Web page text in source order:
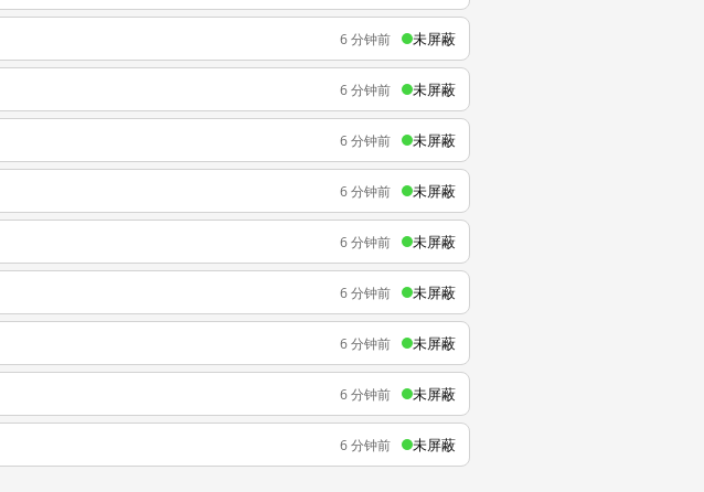
6 分钟前 未屏蔽
6 分钟前 未屏蔽
6 分钟前 未屏蔽
6 分钟前 未屏蔽
6 分钟前 未屏蔽
6 分钟前 未屏蔽
6 分钟前 未屏蔽
6 分钟前 未屏蔽
6 分钟前 未屏蔽